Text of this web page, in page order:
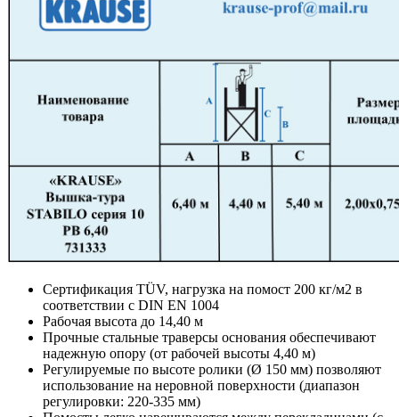
Сертификация TÜV, нагрузка на помост 200 кг/м2 в
соответствии с DIN EN 1004
Рабочая высота до 14,40 м
Прочные стальные траверсы основания обеспечивают
надежную опору (от рабочей высоты 4,40 м)
Регулируемые по высоте ролики (Ø 150 мм) позволяют
использование на неровной поверхности (диапазон
регулировки: 220-335 мм)